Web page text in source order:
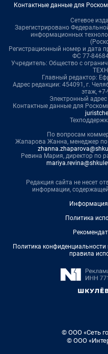
Контактные данные для
Сетевое
Зарегистрировано
информационных
Регистрационный номер и дата
ФС 77-
Учредитель: Общество с
Главный редактор:
Адрес редакции: 454091, г.
этаж,
Электронный адрес
Контактные данные для
По вопросам
Жапарова Жанна, менеджер
Ревина Мария, директор по
Редакция сайта не несет
информации,
Информация
Политика
Политика
правила
© ООО «Сеть
© ООО